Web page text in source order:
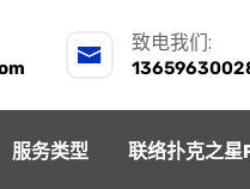
致电我们:
服务类型 联络扑克之